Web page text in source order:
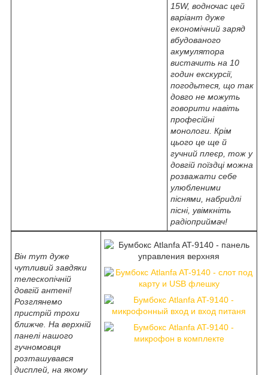
15W, водночас цей
варіант дуже
економічний заряд
вбудованого
акумулятора
вистачить на 10
годин екскурсії,
погодьтеся, що так
довго не можуть
говорити навіть
професійні
монологи. Крім
цього це ще й
гучний плеєр, тож у
довгій поїздці можна
розважати себе
улюбленими
піснями, набридлі
пісні, увімкніть
радіоприймач!
Він тут дуже
чутливий завдяки
телескопічній
довгій антені!
Розглянемо
пристрій трохи
ближче. На верхній
панелі нашого
гучномовця
розташувався
дисплей, на якому